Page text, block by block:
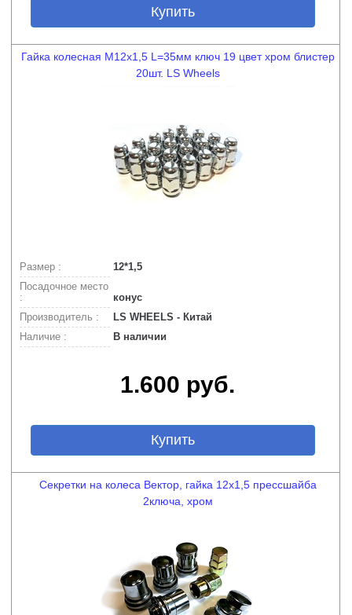
Купить
Гайка колесная М12х1,5 L=35мм ключ 19 цвет хром блистер
20шт. LS Wheels
Размер :
12*1,5
Посадочное место
:
конус
Производитель :
LS WHEELS - Китай
Наличие :
В наличии
1.600 руб.
Купить
Секретки на колеса Вектор, гайка 12х1,5 прессшайба
2ключа, хром